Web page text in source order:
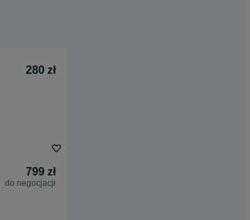
280 zł
799 zł
do negocjacji